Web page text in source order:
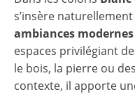
s’insère
ambiances
espaces privilégiant
le bois, la pierre ou
contexte, il apporte